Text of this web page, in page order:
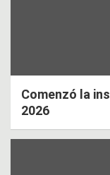
Comenzó la
2026